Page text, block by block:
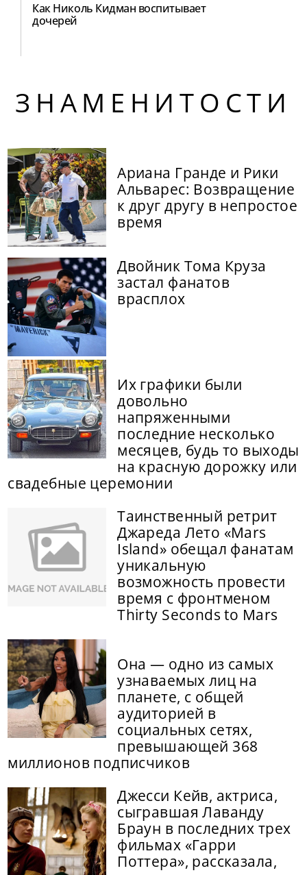
Как Николь Кидман воспитывает
дочерей
ЗНАМЕНИТОСТИ
Ариана Гранде и Рики
Альварес: Возвращение
к друг другу в непростое
время
Двойник Тома Круза
застал фанатов
врасплох
Их графики были
довольно
напряженными
последние несколько
месяцев, будь то выходы
на красную дорожку или
свадебные церемонии
Таинственный ретрит
Джареда Лето «Mars
Island» обещал фанатам
уникальную
возможность провести
время с фронтменом
Thirty Seconds to Mars
Она — одно из самых
узнаваемых лиц на
планете, с общей
аудиторией в
социальных сетях,
превышающей 368
миллионов подписчиков
Джесси Кейв, актриса,
сыгравшая Лаванду
Браун в последних трех
фильмах «Гарри
Поттера», рассказала,